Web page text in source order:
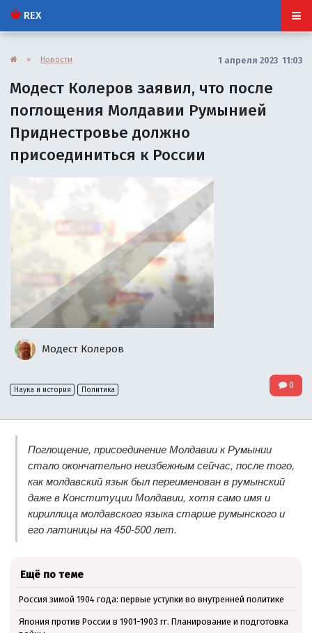
REX
» Новости 1 апреля 2023 11:03
Модест Колеров заявил, что после
поглощения Молдавии Румынией
Приднестровье должно
присоединиться к России
Модест Колеров
Наука и история Политика 0
Поглощение, присоединение Молдавии к Румынии
стало окончательно неизбежным сейчас, после того,
как молдавский язык был переименован в румынский
даже в Конституции Молдавии, хотя само имя и
кириллица молдавского языка старше румынского и
его латиницы на 450-500 лет.
Ещё по теме
Россия зимой 1904 года: первые уступки во внутренней политике
Япония против России в 1901-1903 гг. Планирование и подготовка